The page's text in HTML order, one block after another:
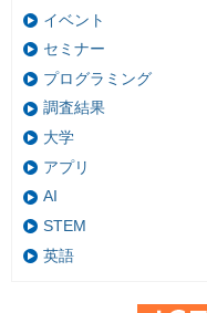
イベント
セミナー
プログラミング
調査結果
大学
アプリ
AI
STEM
英語